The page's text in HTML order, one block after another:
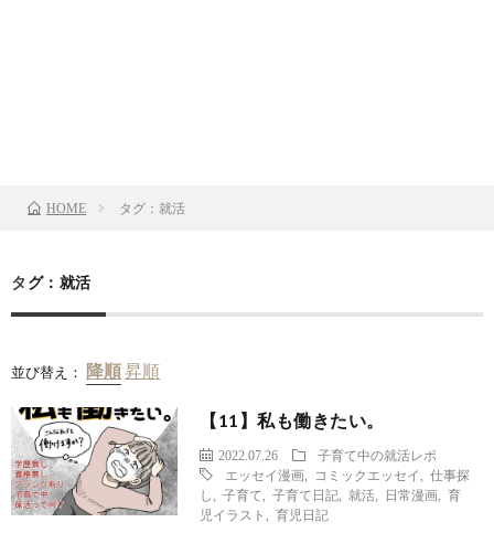
HOME タグ：就活
タグ：就活
並び替え：
【11】私も働きたい。
2022.07.26
子育て中の就活レポ
エッセイ漫画
コミックエッセイ ,仕事探
し
,子育て ,子育て日記 ,就活 日常漫画 ,育
児イラスト
,育児日記